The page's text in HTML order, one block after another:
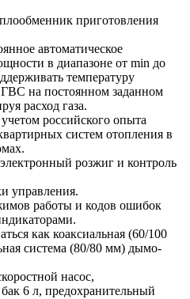
приготовления
автоматическое
в диапазоне от min до
температуру
на постоянном заданном
расход газа.
российского опыта
систем отопления в
розжиг и контроль
управления.
работы и кодов ошибок
как коаксиальная (60/100
система (80/80 мм) дымо-
насос,
6 л, предохранительный